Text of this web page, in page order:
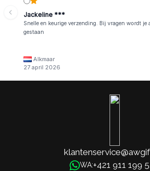
Jackeline ***
Snelle en keurige verzending. Bij vragen wordt je
gestaan
Alkmaar
27 april 2026
WA:+421 911 199